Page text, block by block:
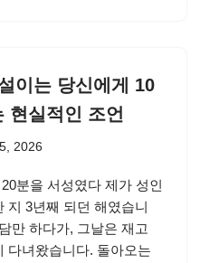
이는 당신에게 10
현실적인 조언
2026
분을 서성였다 제가 성인
지 3년째 되던 해였습니
만 하다가, 그날은 재고
다녀왔습니다. 돌아오는